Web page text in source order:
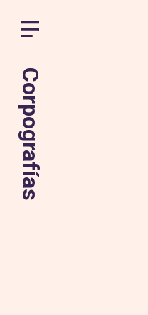
Skip
content
Corpografías